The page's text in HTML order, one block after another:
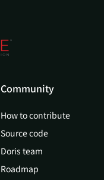
Community
How to contribute
Source code
Doris team
Roadmap